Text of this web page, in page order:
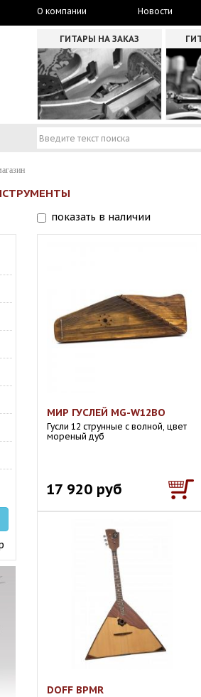
О компании Новости
ГИТАРЫ НА ЗАКАЗ
показать в наличии
МИР ГУСЛЕЙ MG-W12BO
Гусли 12 струнные с волной, цвет
мореный дуб
17 920 руб
DOFF BPMR